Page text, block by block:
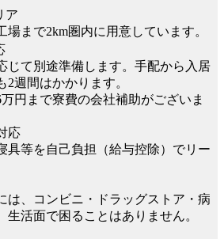
ア
まで2km圏内に用意しています。
て別途準備します。手配から入居
2週間はかかります。
まで寮費の会社補助がございま
応
等を自己負担（給与控除）でリー
、コンビニ・ドラッグストア・病
生活面で困ることはありません。